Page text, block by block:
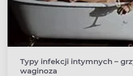
Typy infekcji intymnych –
waginoza